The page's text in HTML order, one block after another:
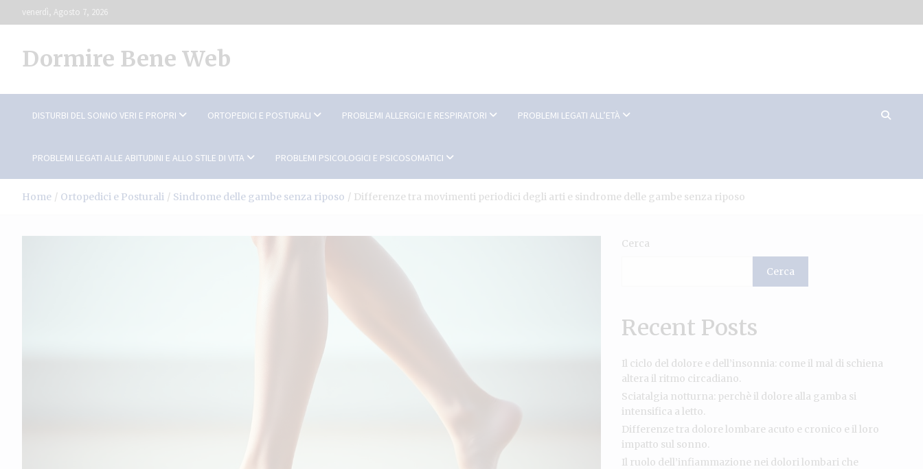
to
venerdì, Agosto 7, 2026
Dormire Bene Web
DISTURBI DEL SONNO VERI E PROPRI ORTOPEDICI E POSTURALI PROBLEMI ALLERGICI E RESPIRATORI PROBLEMI LEGATI ALL’ETÀ
PROBLEMI LEGATI ALLE ABITUDINI E ALLO STILE DI VITA PROBLEMI PSICOLOGICI E PSICOSOMATICI
Home Ortopedici e Posturali Sindrome delle gambe senza riposo Differenze tra movimenti periodici degli arti e sindrome delle gambe senza riposo
Cerca
Cerca
Recent Posts
Il ciclo del dolore e dell’insonnia: come il mal di schiena
altera il ritmo circadiano.
Sciatalgia notturna: perchè il dolore alla gamba si
intensifica a letto.
Differenze tra dolore lombare acuto e cronico e il loro
impatto sul sonno.
Il ruolo dell’infiammazione nei dolori lombari che